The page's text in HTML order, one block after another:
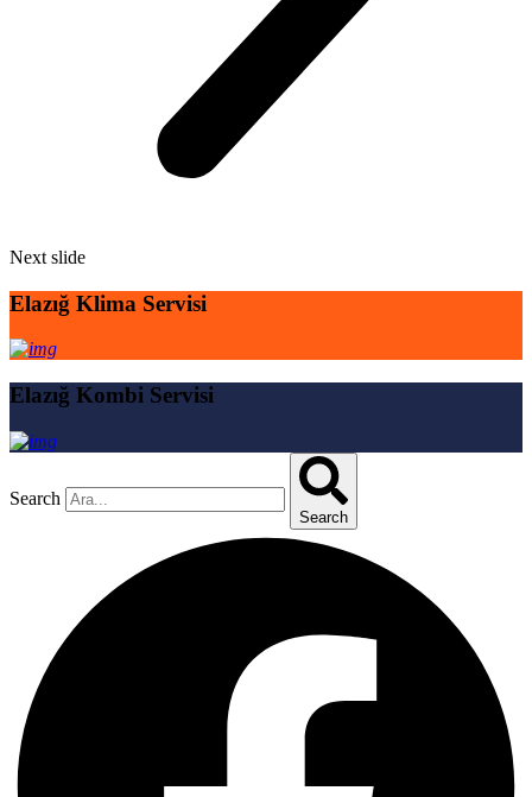
Next slide
Elazığ Klima Servisi
Elazığ Kombi Servisi
Search
Search